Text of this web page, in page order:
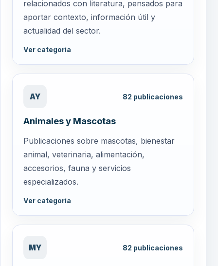
relacionados con literatura, pensados para
aportar contexto, información útil y
actualidad del sector.
Ver categoría
AY 82 publicaciones
Animales y Mascotas
Publicaciones sobre mascotas, bienestar
animal, veterinaria, alimentación,
accesorios, fauna y servicios
especializados.
Ver categoría
MY 82 publicaciones